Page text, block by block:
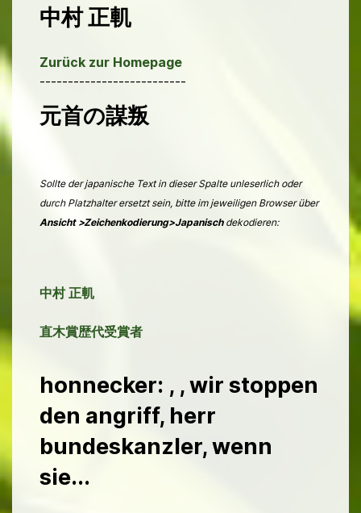
中村 正䡄
Zurück zur Homepage
--------------------------
元首の謀叛
Sollte der japanische Text in dieser Spalte unleserlich oder
durch Platzhalter ersetzt sein, bitte im jeweiligen Browser über
Ansicht >Zeichenkodierung>Japanischdekodieren:
中村 正䡄
直木賞歴代受賞者
honnecker: , , wir stoppen
den angriff, herr
bundeskanzler, wenn
sie...